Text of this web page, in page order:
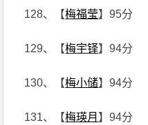
128、【梅福莹】95分
129、【梅宇铎】94分
130、【梅小储】94分
131、【梅瑛月 】94分